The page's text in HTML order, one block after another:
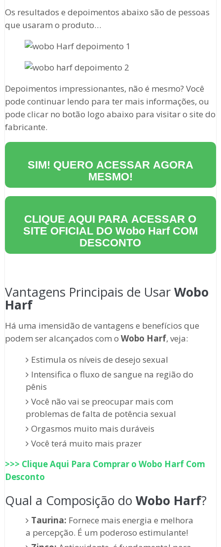
Os resultados e depoimentos abaixo são de pessoas
que usaram o produto…
Depoimentos impressionantes, não é mesmo? Você
pode continuar lendo para ter mais informações, ou
pode clicar no botão logo abaixo para visitar o site do
fabricante.
SIM! QUERO ACESSAR AGORA
MESMO!
CLIQUE AQUI PARA ACESSAR O
SITE OFICIAL DO Wobo HarfCOM
DESCONTO
Vantagens Principais de Usar Wobo
Harf
Há uma imensidão de vantagens e benefícios que
podem ser alcançados com o Wobo Harf, veja:
Estimula os níveis de desejo sexual
Intensifica o fluxo de sangue na região do
pênis
Você não vai se preocupar mais com
problemas de falta de potência sexual
Orgasmos muito mais duráveis
Você terá muito mais prazer
>>> Clique Aqui Para Comprar o Wobo HarfCom
Desconto
Qual a Composição do Wobo Harf?
Taurina: Fornece mais energia e melhora
a percepção. É um poderoso estimulante!